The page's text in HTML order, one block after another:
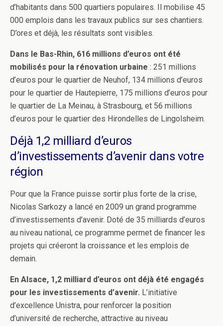
d’habitants dans 500 quartiers populaires. Il mobilise 45
000 emplois dans les travaux publics sur ses chantiers.
D’ores et déjà, les résultats sont visibles.
Dans le Bas-Rhin, 616 millions d’euros ont été
mobilisés pour la rénovation urbaine : 251 millions
d’euros pour le quartier de Neuhof, 134 millions d’euros
pour le quartier de Hautepierre, 175 millions d’euros pour
le quartier de La Meinau, à Strasbourg, et 56 millions
d’euros pour le quartier des Hirondelles de Lingolsheim.
Déjà 1,2 milliard d’euros
d’investissements d’avenir dans votre
région
Pour que la France puisse sortir plus forte de la crise,
Nicolas Sarkozy a lancé en 2009 un grand programme
d’investissements d’avenir. Doté de 35 milliards d’euros
au niveau national, ce programme permet de financer les
projets qui créeront la croissance et les emplois de
demain.
En Alsace, 1,2 milliard d’euros ont déjà été engagés
pour les investissements d’avenir. L’initiative
d’excellence Unistra, pour renforcer la position
d’université de recherche, attractive au niveau